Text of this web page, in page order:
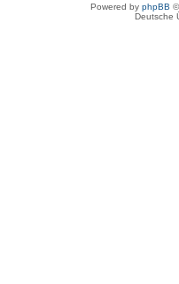
Powered by phpBB
Deutsche